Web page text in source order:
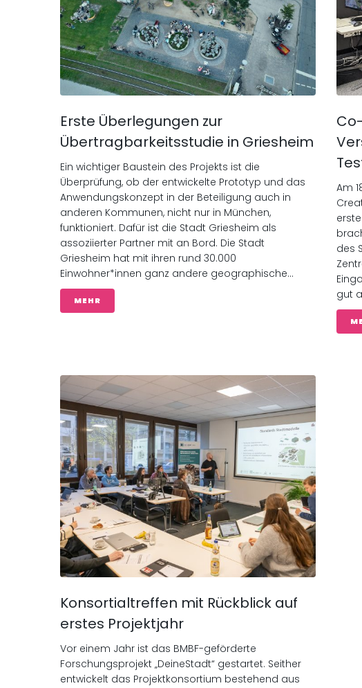
Erste Überlegungen zur
Übertragbarkeitsstudie in Griesheim
Ein wichtiger Baustein des Projekts ist die
Überprüfung, ob der entwickelte Prototyp und das
Anwendungskonzept in der Beteiligung auch in
anderen Kommunen, nicht nur in München,
funktioniert. Dafür ist die Stadt Griesheim als
assoziierter Partner mit an Bord. Die Stadt
Griesheim hat mit ihren rund 30.000
Einwohner*innen ganz andere geographische...
MEHR
Am
des
gut
Konsortialtreffen mit Rückblick auf
erstes Projektjahr
Vor einem Jahr ist das BMBF-geförderte
Forschungsprojekt „DeineStadt“ gestartet. Seither
entwickelt das Projektkonsortium bestehend aus